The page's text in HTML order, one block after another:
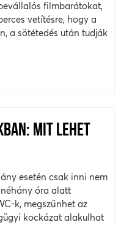
filmbarátokat,
vetítésre, hogy a
a sötétedés után tudják
MIT LEHET
esetén csak inni nem
néhány óra alatt
k, megszűnhet az
kockázat alakulhat